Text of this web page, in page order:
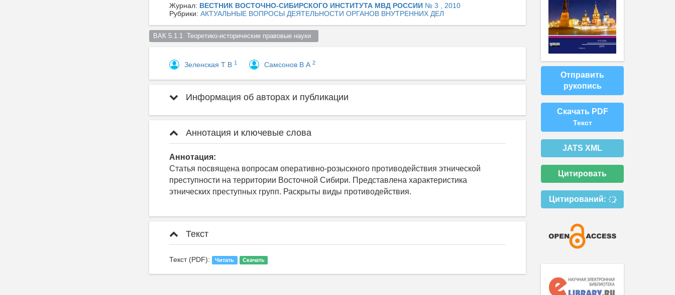
Журнал: ВЕСТНИК ВОСТОЧНО-СИБИРСКОГО ИНСТИТУТА МВД РОССИИ № 3 , 2010
Рубрики: АКТУАЛЬНЫЕ ВОПРОСЫ ДЕЯТЕЛЬНОСТИ ОРГАНОВ ВНУТРЕННИХ ДЕЛ
ВАК 5.1.1  Теоретико-исторические правовые науки
Зеленская Т В 1 Самсонов В А 2
Информация об авторах и публикации
Аннотация и ключевые слова
Аннотация:
Статья посвящена вопросам оперативно-розыскного противодействия этнической
преступности на территории Восточной Сибири. Представлена характеристика
этнических преступных групп. Раскрыты виды противодействия.
Текст
Текст (PDF): Читать Скачать
Отправить
рукопись
Скачать PDF
Текст
JATS XML
Цитировать
Цитирований: